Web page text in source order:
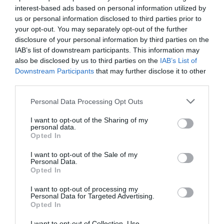
interest-based ads based on personal information utilized by
us or personal information disclosed to third parties prior to
your opt-out. You may separately opt-out of the further
disclosure of your personal information by third parties on the
IAB’s list of downstream participants. This information may
also be disclosed by us to third parties on the IAB’s List of
Downstream Participants that may further disclose it to other
Personal Data Processing Opt Outs
I want to opt-out of the Sharing of my
personal data.
Opted In
I want to opt-out of the Sale of my
Personal Data.
Opted In
I want to opt-out of processing my
Personal Data for Targeted Advertising.
Opted In
ετοιμάζεται να γιορτάσει τα εκατό χρόνια από την
ίδρυσή της. Όμως η γιορτή αυτή βασίζεται σε ένα
έγκλημα: οι ιδρυτές της πόλης είχαν προκαλέσει τον
θάνατο λεπρών ναυτικών και έκλεψαν τον πλούτο τους.
Έναν αιώνα αργότερα, μια υπερφυσική ομίχλη
επιστρέφει από τη θάλασσα, φέρνοντας μαζί της τους
νεκρούς. Η ιδέα είναι από μόνη της εξαιρετική: ο τρόμος
είναι η ίδια η μνήμη, η ενοχή και τελικά, η τιμωρία.
Φαίνεται με τη μία για τον Γιάγκουσιτς
Ο Κάρπεντερ γεμίζει την οθόνη με φάρους, σκοτεινούς